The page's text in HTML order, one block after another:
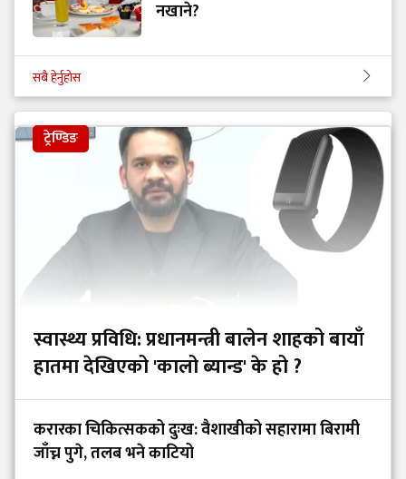
नखाने?
सबै हेर्नुहोस
ट्रेण्डिङ
स्वास्थ्य प्रविधि: प्रधानमन्त्री बालेन शाहको बायाँ
हातमा देखिएको 'कालो ब्यान्ड' के हो ?
करारका चिकित्सकको दुःख: वैशाखीको सहारामा बिरामी
जाँच्न पुगे, तलब भने काटियो